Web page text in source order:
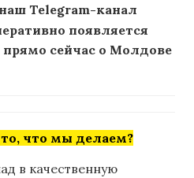
Telegram-канал
появляется
прямо сейчас о Молдове
что мы делаем?
в качественную